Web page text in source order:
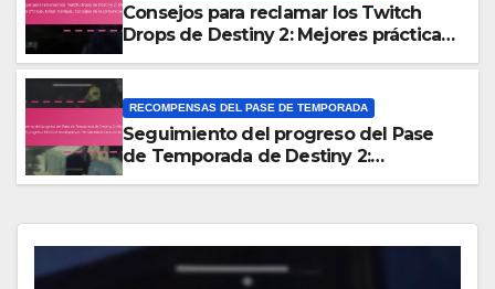
Consejos para reclamar los Twitch
Drops de Destiny 2: Mejores prácticas,
RECOMPENSAS DEL PASE DE TEMPORADA
Seguimiento del progreso del Pase
de Temporada de Destiny 2:
comunitarias